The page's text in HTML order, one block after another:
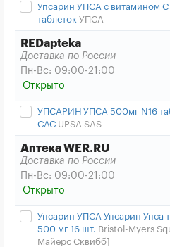
Упсарин УПСА с витамином
таблеток УПСА
REDapteka
Доставка по России
Пн-Вс: 09:00-21:00
Открыто
УПСАРИН УПСА 500мг N16
САС UPSA SAS
Аптека WER.RU
Доставка по России
Пн-Вс: 09:00-21:00
Открыто
Упсарин УПСА Упсарин Упса
500 мг 16 шт. Bristol-Myers
Майерс Сквибб]